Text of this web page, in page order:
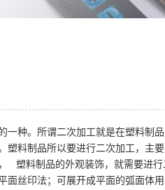
种。所谓二次加工就是在塑料制
料制品所以要进行二次加工，主
塑料制品的外观装饰，就需要进行
丝印法；可展开成平面的弧面体